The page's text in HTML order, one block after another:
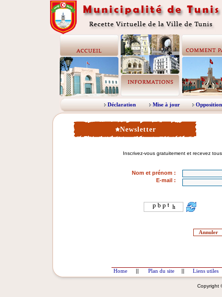
Déclaration Mise à jour Opposition
Newsletter
Nom et prénom :
E-mail :
Home || Plan du site || Liens utiles
Copyright